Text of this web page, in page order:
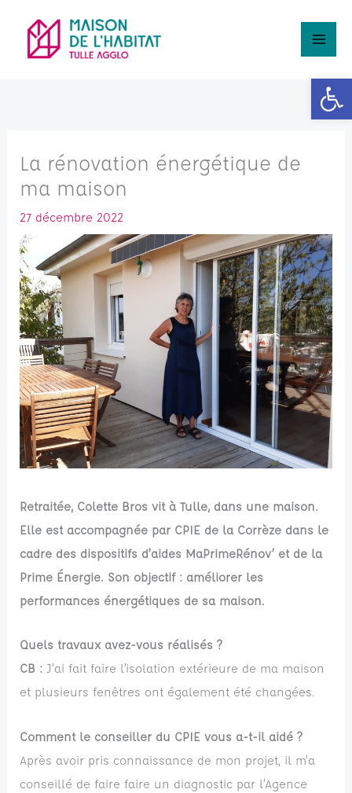
contenu
La rénovation énergétique de
ma maison
27 décembre 2022
Retraitée, Colette Bros vit à Tulle, dans une maison.
Elle est accompagnée par CPIE de la Corrèze dans le
cadre des dispositifs d’aides MaPrimeRénov’ et de la
Prime Énergie. Son objectif : améliorer les
performances énergétiques de sa maison.
Quels travaux avez-vous réalisés ?
CB : J’ai fait faire l’isolation extérieure de ma maison
et plusieurs fenêtres ont également été changées.
Comment le conseiller du CPIE vous a-t-il aidé ?
Après avoir pris connaissance de mon projet, il m’a
conseillé de faire faire un diagnostic par l’Agence